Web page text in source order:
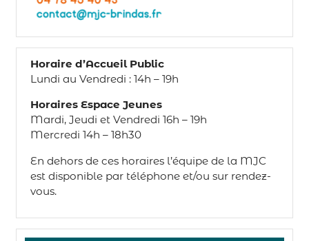
Horaire d’Accueil Public
Lundi au Vendredi : 14h – 19h
Horaires Espace Jeunes
Mardi, Jeudi et Vendredi 16h – 19h
Mercredi 14h – 18h30
En dehors de ces horaires l’équipe de la MJC
est disponible par téléphone et/ou sur rendez-
vous.